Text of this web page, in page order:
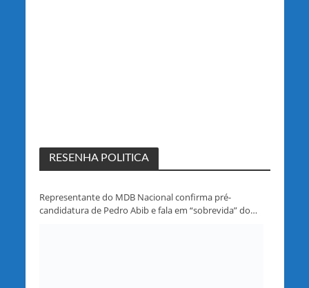
RESENHA POLITICA
Representante do MDB Nacional confirma pré-
candidatura de Pedro Abib e fala em “sobrevida” do